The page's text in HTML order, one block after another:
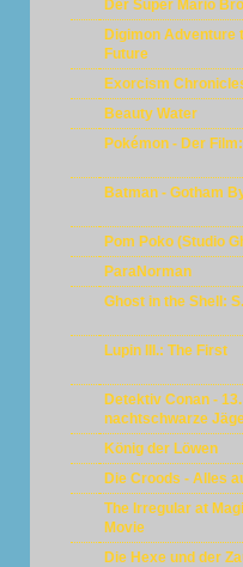
Der Super Mario
Digimon Adventure
Future
Exorcism
Beauty Water
Pokémon - Der
Batman - Gotham
Pom Poko (Studio
ParaNorman
Ghost in the Shell:
Lupin III.: The First
Detektiv Conan -
nachtschwarze
König der Löwen
Die Croods - Alles
The Irregular at
Movie
Die Hexe und der